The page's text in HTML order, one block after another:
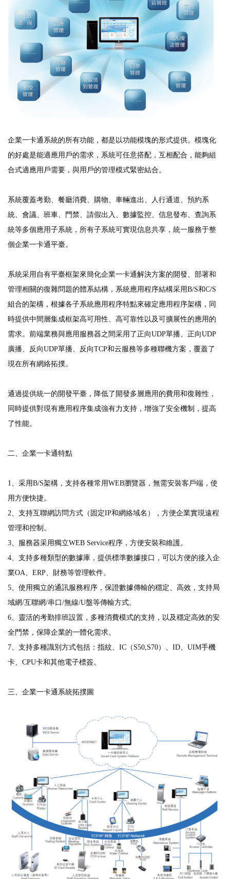
企業一卡通系統的所有功能，都是以功能模塊的形式提供。模塊化
的好處是能適應用戶的需求，系統可任意搭配，互相配合，能夠組
合式適應用戶需要，與用戶的管理模式緊密結合。
系統覆蓋考勤、餐廳消費、購物、車輛進出、人行通道、預約系
統、會議、班車、門禁、請假出入、數據監控、信息發布、查詢系
統等多個應用子系統，所有子系統可實現信息共享，統一服務于整
個企業一卡通平臺。
系統采用自有平臺框架來簡化企業一卡通解決方案的開發、部署和
管理相關的復雜問題的體系結構，系統應用程序結構采用B/S和C/S
組合的架構，根據各子系統應用程序特點來確定應用程序架構，同
時提供中間層集成框架高可用性、高可靠性以及可擴展性的應用的
需求。前端業務與應用服務器之間采用了正向UDP單播、正向UDP
廣播、反向UDP單播、反向TCP和云服務等多種聯機方案，覆蓋了
現在所有網絡拓撲。
通過提供統一的開發平臺，降低了開發多層應用的費用和復雜性，
同時提供對現有應用程序集成強有力支持，增強了安全機制，提高
了性能。
二、企業一卡通特點
1、采用B/S架構，支持各種常用WEB瀏覽器，無需安裝客戶端，使
用方便快捷。
2、支持互聯網訪問方式（固定IP和網絡域名），方便企業實現遠程
管理和控制。
3、服務器采用獨立WEB Service程序，方便安裝和維護。
4、支持多種類型的數據庫，提供標準數據接口，可以方便的接入企
業OA、ERP、財務等管理軟件。
5、使用獨立的通訊服務程序，保證數據傳輸的穩定、高效，支持局
域網/互聯網/串口/無線/U盤等傳輸方式。
6、靈活的考勤排班設置，多種消費模式的支持，以及穩定高效的安
全門禁，保障企業的一體化需求。
7、支持多種識別方式包括：指紋、IC（S50,S70）、ID、UIM手機
卡、CPU卡和其他電子標簽。
三、企業一卡通系統拓撲圖